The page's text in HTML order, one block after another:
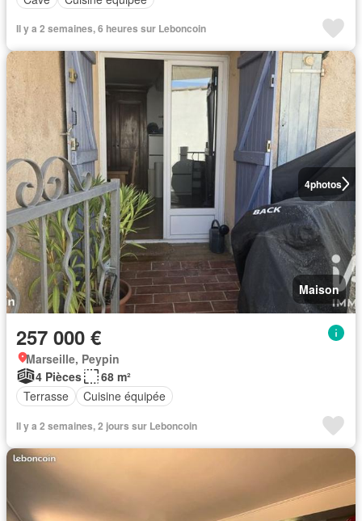
Il y a 2 semaines, 6 heures sur Leboncoin
4photos
Maison
257 000 €
Marseille, Peypin
4 Pièces
68 m²
Terrasse
Cuisine équipée
Il y a 2 semaines, 2 jours sur Leboncoin